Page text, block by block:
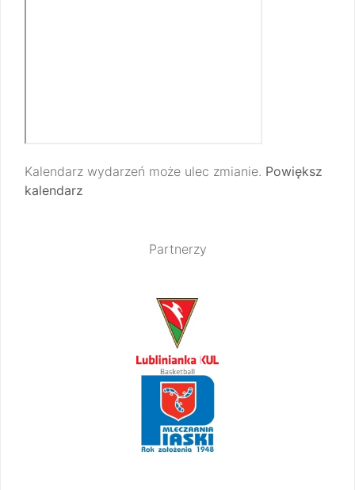
Kalendarz wydarzeń może ulec zmianie. Powiększ
kalendarz
Partnerzy